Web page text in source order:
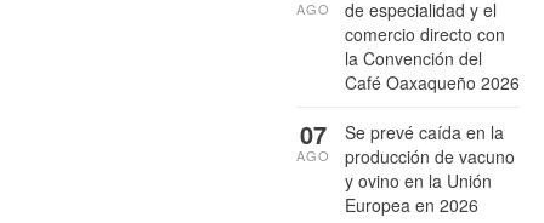
de especialidad y el
comercio directo con
la Convención del
Café Oaxaqueño 2026
AGO
Se prevé caída en la
producción de vacuno
y ovino en la Unión
Europea en 2026
07
AGO